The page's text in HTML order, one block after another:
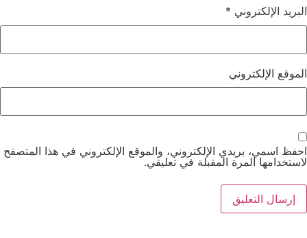
البريد الإلكتروني *
الموقع الإلكتروني
احفظ اسمي، بريدي الإلكتروني، والموقع الإلكتروني في هذا المتصفح
لاستخدامها المرة المقبلة في تعليقي.